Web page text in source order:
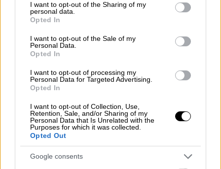
not limited to your visit or usage behaviour. You may click to
grant or deny consent to Google and its third-party tags to
use your data for below specified purposes in below Google
consent section.
I want to opt-out of the Sharing of my
personal data.
Opted In
I want to opt-out of the Sale of my
Personal Data.
Opted In
I want to opt-out of processing my
Personal Data for Targeted Advertising.
Opted In
I want to opt-out of Collection, Use,
Retention, Sale, and/or Sharing of my
Personal Data that Is Unrelated with the
Purposes for which it was collected.
Opted Out
Google consents
Ελλάδα|18.05.2026 17:40
Πανελλήνιες 2026: Το βίντεο του
Ερυθρού Σταυρού για τις εξετάσεις -
«Δεν είστε μόνοι»
Αναλυτικά η ανάρτηση
Ένα βίντεο για την Ελλάδα που
αντιστέκεται. Για την Ελλάδα που επιμένει.
Αξίζει να το δείτε μέχρι το τέλος.